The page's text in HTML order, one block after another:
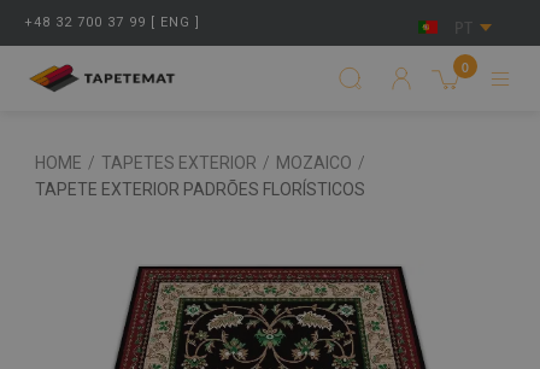
+48 32 700 37 99 [ ENG ] PT
0
HOME / TAPETES EXTERIOR / MOZAICO /
TAPETE EXTERIOR PADRÕES FLORÍSTICOS